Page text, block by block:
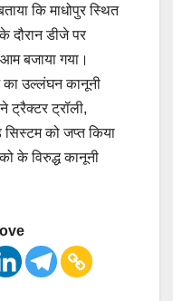
कि माधोपुर स्थित
दौरान डीजे पर
बजाया गया।
का उल्लंघन कानूनी
ट्रैक्टर ट्रॉली,
को जप्त किया
के विरुद्ध कानूनी